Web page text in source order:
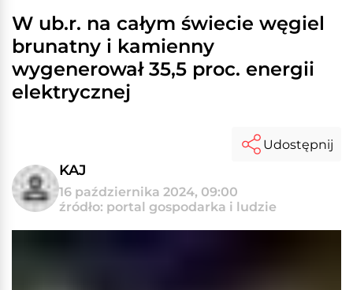
W ub.r. na całym świecie węgiel
brunatny i kamienny
wygenerował 35,5 proc. energii
elektrycznej
KAJ
16 października 2024, 09:00
źródło: portal gospodarka i ludzie
Udostępnij